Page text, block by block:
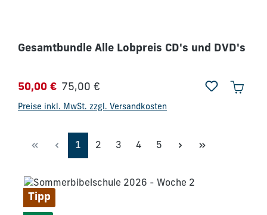
Gesamtbundle Alle Lobpreis CD's und DVD's
Verkaufspreis:
50,00 € Regulärer Preis:
75,00 €
Preise inkl. MwSt. zzgl. Versandkosten
Seite
1 Seite
2 Seite
3 Seite
4 Seite
5
Tipp